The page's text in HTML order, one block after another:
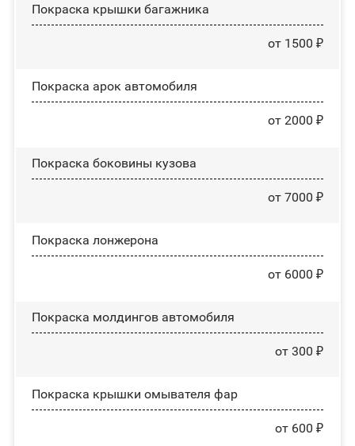
Покраска крышки багажника
от 1500 ₽
Покраска арок автомобиля
от 2000 ₽
Покраска боковины кузова
от 7000 ₽
Покраска лонжерона
от 6000 ₽
Покраска молдингов автомобиля
от 300 ₽
Покраска крышки омывателя фар
от 600 ₽